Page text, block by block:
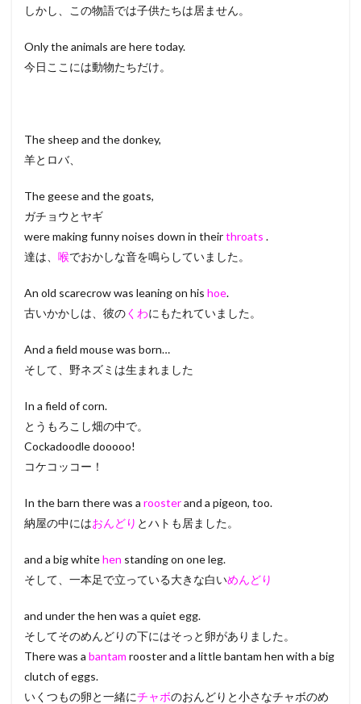
しかし、この物語では子供たちは居ません。
Only the animals are here today.
今日ここには動物たちだけ。
The sheep and the donkey,
羊とロバ、
The geese and the goats,
ガチョウとヤギ
were making funny noises down in theirthroats .
達は、 喉でおかしな音を鳴らしていました。
An old scarecrow was leaning on his hoe.
古いかかしは、彼のくわにもたれていました。
And a field mouse was born…
そして、野ネズミは生まれました
In a field of corn.
とうもろこし畑の中で。
Cockadoodle dooooo!
コケコッコー！
In the barn there was a roosterand a pigeon, too.
納屋の中にはおんどり とハトも居ました。
and a big whitehen standing on one leg.
そして、一本足で立っている大きな白いめんどり
and under the hen was a quiet egg.
そしてそのめんどりの下にはそっと卵がありました。
There was a bantam rooster and a little bantam hen with a big
clutch of eggs.
いくつもの卵と一緒にチャボのおんどりと小さなチャボのめ